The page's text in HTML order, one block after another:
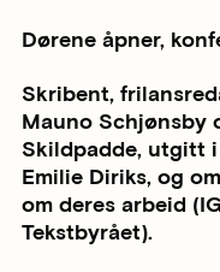
Dørene åpner,
Skribent,
Mauno Schjønsby
Skildpadde, utgitt
Emilie Diriks, og
om deres arbeid
Tekstbyrået).